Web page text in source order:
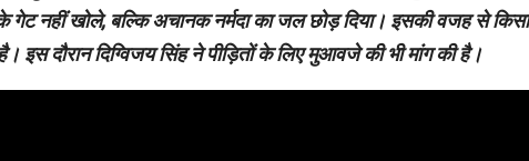
नहीं खोले, बल्कि अचानक नर्मदा का जल छोड़ दिया। इसकी वजह से
इस दौरान दिग्विजय सिंह ने पीड़ितों के लिए मुआवजे की भी मांग की है।